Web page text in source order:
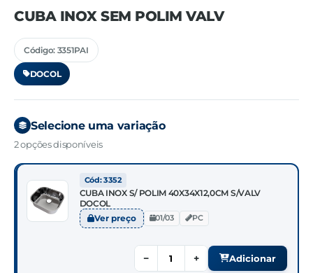
CUBA INOX SEM POLIM VALV
Código: 3351PAI
DOCOL
Selecione uma variação
2 opções disponíveis
Cód: 3352
CUBA INOX S/ POLIM 40X34X12,0CM S/VALV
DOCOL
Ver preço 01/03 PC
− + Adicionar